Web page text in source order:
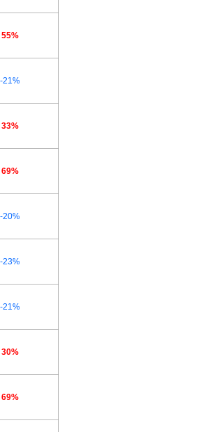
55%
-21%
33%
69%
-20%
-23%
-21%
30%
69%